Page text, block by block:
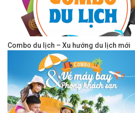
Combo du lịch – Xu hướng du lịch mới